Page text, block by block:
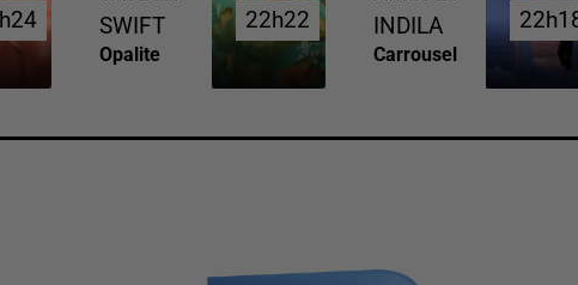
SWIFT
Opalite
22h22
22h22
INDILA
Carrousel